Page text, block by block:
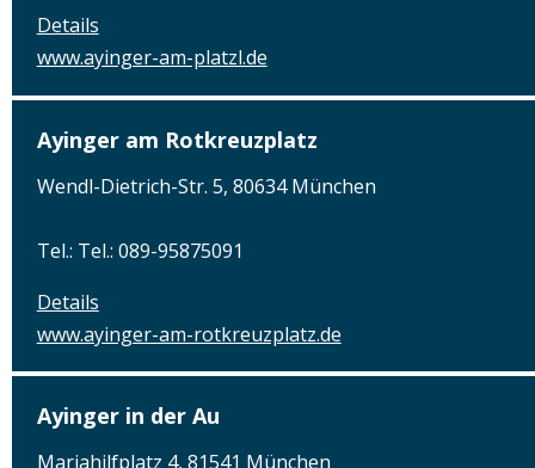
Details
www.ayinger-am-platzl.de
Ayinger am Rotkreuzplatz
Wendl-Dietrich-Str. 5, 80634 München
Tel.: Tel.: 089-95875091
Details
www.ayinger-am-rotkreuzplatz.de
Ayinger in der Au
Mariahilfplatz 4, 81541 München